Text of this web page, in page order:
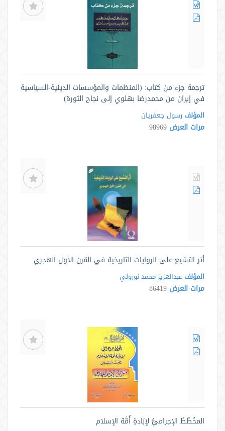
ترجمة جزء من كتاب: (المنظمات والمؤسسات الدينية-السياسية
في إيران من محمدرضا بهلوي إلى نجاح الثورة)
المؤلف رسول جعفریان
مرات العرض 98969
أثر التشيع على الروايات التاريخية في القرن الأول الهجري
المؤلف عبدالعزيز محمد نورولي
مرات العرض 86419
المخُطّطُ الإجراميُّ لإبَادةِ أُمَّة الإسلام